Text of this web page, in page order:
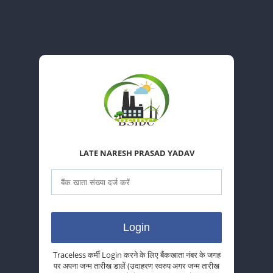
LATE NARESH PRASAD YADAV
Traceless कर्मी Login करने के लिए बैंकखाता नंबर के जगह
पर अपना जन्म तारीख डालें (उदाहरण स्वरुप अगर जन्म तारीख